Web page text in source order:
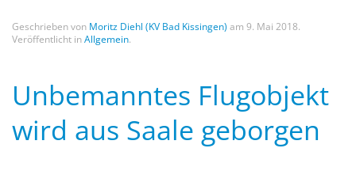
Geschrieben von Moritz Diehl (KV Bad Kissingen) am 9. Mai 2018.
Veröffentlicht inAllgemein.
Unbemanntes Flugobjekt
wird aus Saale geborgen